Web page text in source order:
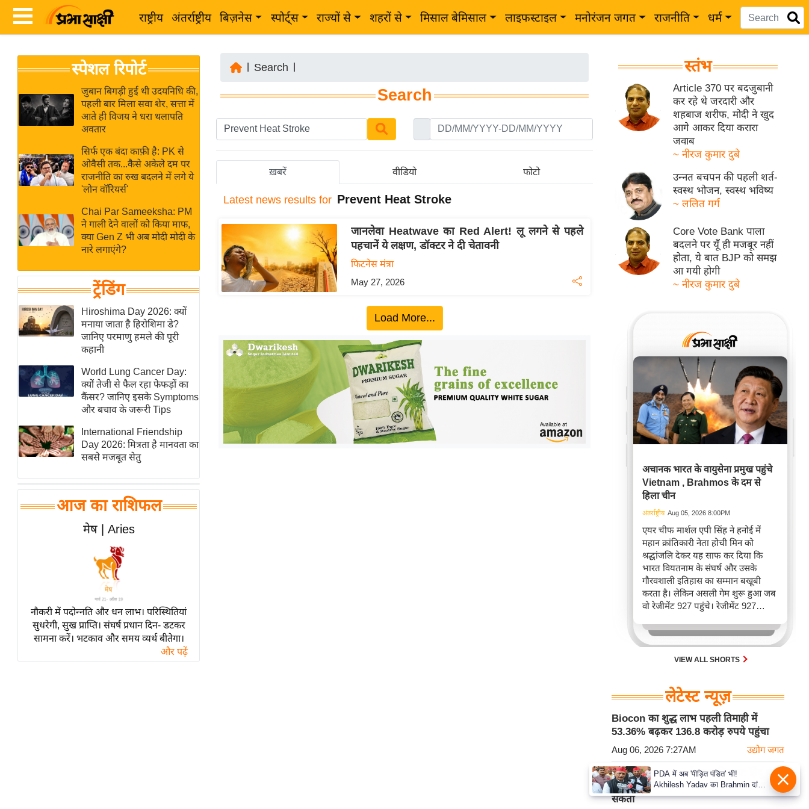
राष्ट्रीय अंतर्राष्ट्रीय बिज़नेस स्पोर्ट्स राज्यों से शहरों से मिसाल बेमिसाल लाइफस्टाइल मनोरंजन जगत राजनीति धर्म
News
Hindi
News
Live
News in
Hindi
Hindi
News
Hindi
ख
ब
अंतर्राष्ट्रीय
बिज़नेस
जगत
विशेषज्ञ
बजट
खेल
क्रिकेट
IPL
ई-पेपर
मिसाल बेमिसाल
यंग इंडिया
साहित्य जगत
न्यूज ब्रीफ
मनोरंजन जगत
बॉलीवुड
फिल्म समीक्षा
लाइफस्टाइल
टेक्नॉलॉजी
स्पेशल रिपोर्ट
जुबान बिगड़ी हुई थी उदयनिधि की,
पहली बार मिला सवा शेर, सत्ता में
आते ही विजय ने धरा थलापति
अवतार
सिर्फ एक बंदा काफ़ी है: PK से
ओवैसी तक...कैसे अकेले दम पर
राजनीति का रुख बदलने में लगे ये
'लोन वॉरियर्स'
Chai Par Sameeksha: PM
ने गाली देने वालों को किया माफ,
क्या Gen Z भी अब मोदी मोदी के
नारे लगाएंगे?
ट्रेंडिंग
Hiroshima Day 2026: क्यों
मनाया जाता है हिरोशिमा डे?
जानिए परमाणु हमले की पूरी
कहानी
World Lung Cancer Day:
क्यों तेजी से फैल रहा फेफड़ों का
कैंसर? जानिए इसके Symptoms
और बचाव के जरूरी Tips
International Friendship
Day 2026: मित्रता है मानवता का
सबसे मजबूत सेतु
आज का राशिफल
मेष | Aries
नौकरी में पदोन्नति और धन लाभ। परिस्थितियां
सुधरेगी, सुख प्राप्ति। संघर्ष प्रधान दिन- डटकर
सामना करें। भटकाव और समय व्यर्थ बीतेगा।
और पढ़ें
Search
Search
ख़बरें वीडियो फोटो
Latest news results for Prevent Heat Stroke
जानलेवा Heatwave का Red Alert! लू लगने से पहले
पहचानें ये लक्षण, डॉक्टर ने दी चेतावनी
फिटनेस मंत्रा
May 27, 2026
Load More...
स्तंभ
Article 370 पर बदजुबानी
कर रहे थे जरदारी और
शहबाज शरीफ, मोदी ने खुद
आगे आकर दिया करारा
जवाब
~ नीरज कुमार दुबे
उन्नत बचपन की पहली शर्त-
स्वस्थ भोजन, स्वस्थ भविष्य
~ ललित गर्ग
Core Vote Bank पाला
बदलने पर यूँ ही मजबूर नहीं
होता, ये बात BJP को समझ
आ गयी होगी
~ नीरज कुमार दुबे
अचानक भारत के वायुसेना प्रमुख पहुंचे
Vietnam , Brahmos के दम से
हिला चीन
अंतर्राष्ट्रीय Aug 05, 2026 8:00PM
एयर चीफ मार्शल एपी सिंह ने हनोई में
महान क्रांतिकारी नेता होची मिन को
श्रद्धांजलि देकर यह साफ कर दिया कि
भारत वियतनाम के संघर्ष और उसके
गौरवशाली इतिहास का सम्मान बखूबी
करता है। लेकिन असली गेम शुरू हुआ जब
वो रेजीमेंट 927 पहुंचे। रेजीमेंट 927
एयर चीफ ने सीधे वियतनामी फाइटर
पायलट से बातचीत की। वियतनाम भी सुई
30 एम के भी उड़ाता है और भारत के पास
VIEW ALL SHORTS
लेटेस्ट न्यूज़
Biocon का शुद्ध लाभ पहली तिमाही में
53.36% बढ़कर 136.8 करोड़ रुपये पहुंचा
Aug 06, 2026 7:27AM उद्योग जगत
DK Shivakumar ने साधा निशाना: हिंदू धर्म
पर कोई राजनीतिक दल एकाधिकार नहीं जमा
सकता
PDA में अब 'पीड़ित पंडित' भी!
Akhilesh Yadav का Brahmin दांव,
बोले- Krishna-Sudama की दोस्ती